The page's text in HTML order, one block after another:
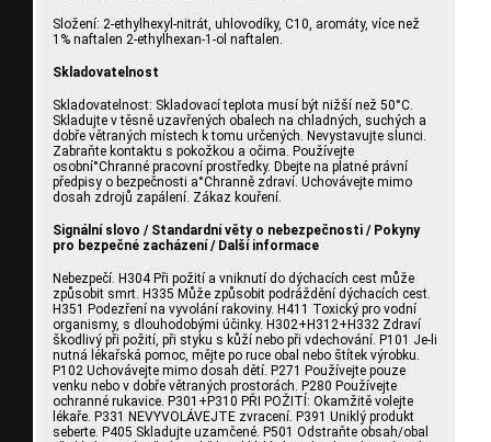
Složení: 2-ethylhexyl-nitrát, uhlovodíky, C10, aromáty, více než
1% naftalen 2-ethylhexan-1-ol naftalen.
Skladovatelnost
Skladovatelnost: Skladovací teplota musí být nižší než 50°C.
Skladujte v těsně uzavřených obalech na chladných, suchých a
dobře větraných místech k tomu určených. Nevystavujte slunci.
Zabraňte kontaktu s pokožkou a očima. Používejte
osobní°Chranné pracovní prostředky. Dbejte na platné právní
předpisy o bezpečnosti a°Chranně zdraví. Uchovávejte mimo
dosah zdrojů zapálení. Zákaz kouření.
Signální slovo / Standardní věty o nebezpečnosti / Pokyny
pro bezpečné zacházení / Další informace
Nebezpečí. H304 Při požití a vniknutí do dýchacích cest může
způsobit smrt. H335 Může způsobit podráždění dýchacích cest.
H351 Podezření na vyvolání rakoviny. H411 Toxický pro vodní
organismy, s dlouhodobými účinky. H302+H312+H332 Zdraví
škodlivý při požití, při styku s kůží nebo při vdechování. P101 Je-li
nutná lékařská pomoc, mějte po ruce obal nebo štítek výrobku.
P102 Uchovávejte mimo dosah dětí. P271 Používejte pouze
venku nebo v dobře větraných prostorách. P280 Používejte
ochranné rukavice. P301+P310 PŘI POŽITÍ: Okamžitě volejte
lékaře. P331 NEVYVOLÁVEJTE zvracení. P391 Uniklý produkt
seberte. P405 Skladujte uzamčené. P501 Odstraňte obsah/obal